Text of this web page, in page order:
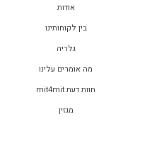
אודות
בין לקוחותינו
גלריה
מה אומרים עלינו
חוות דעת mit4mit
מגזין